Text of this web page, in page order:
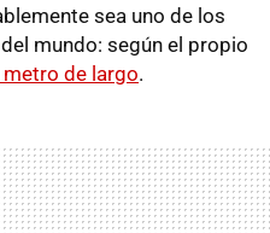
sea uno de los
mundo: según el propio
de largo.